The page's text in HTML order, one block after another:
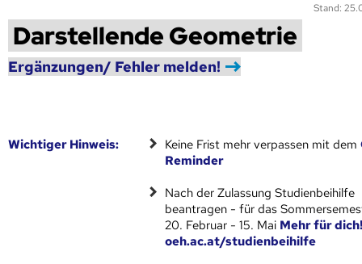
Stand:
Darstellende Geometrie
Ergänzungen/ Fehler melden!
Wich­ti­ger Hin­weis: Keine Frist mehr verpassen mit dem
Reminder
Nach der Zulassung Studienbeihilfe
beantragen - für das
20. Februar - 15. Mai Mehr für
oeh.ac.at/studienbeihilfe